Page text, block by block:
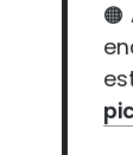
🟠